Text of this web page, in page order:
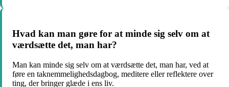
Hvad kan man gøre for at minde sig selv om at
værdsætte det, man har?
Man kan minde sig selv om at værdsætte det, man har, ved at
føre en taknemmelighedsdagbog, meditere eller reflektere over
ting, der bringer glæde i ens liv.